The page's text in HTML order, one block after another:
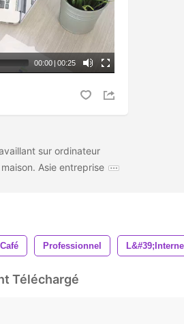
00:00 | 00:25
sur ordinateur
Asie entreprise
Café Professionnel
Téléchargé